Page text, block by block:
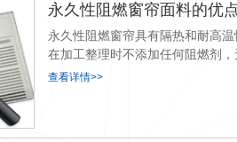
永久性阻燃窗帘面料的优
永久性阻燃窗帘具有隔热和耐高
在加工整理时不添加任何阻燃剂
查看详情>>